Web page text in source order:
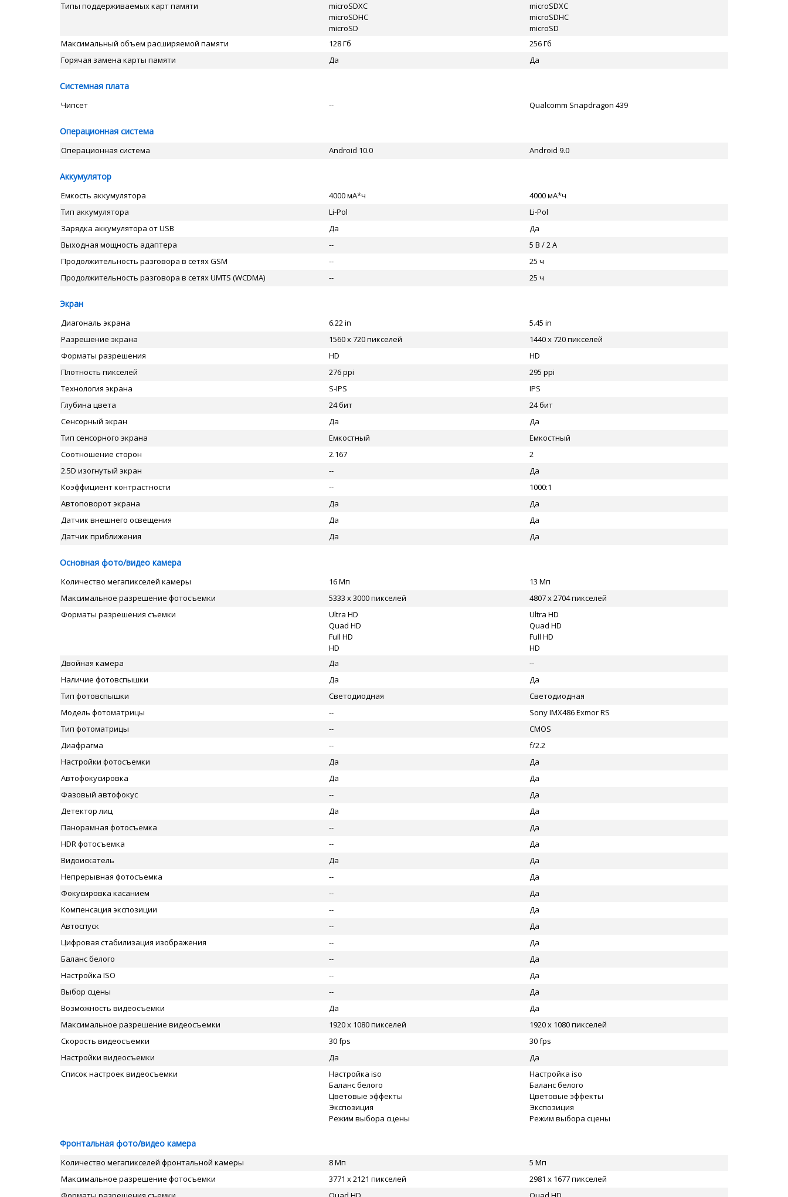
Типы поддерживаемых карт памяти
microSDXC
microSDHC
microSD
microSDXC
microSDHC
microSD
Максимальный объем расширяемой памяти
128 Гб
256 Гб
Горячая замена карты памяти
Да Да
Системная плата
Чипсет -- Qualcomm Snapdragon 439
Операционная система
Операционная система Android 10.0 Android 9.0
Аккумулятор
Емкость аккумулятора 4000 мА*ч
4000 мА*ч
Тип аккумулятора
Li-Pol
Li-Pol
Зарядка аккумулятора от USB
Да
Да
Выходная мощность адаптера
--
5 В / 2 А
Продолжительность разговора в сетях GSM
--
25 ч
Продолжительность разговора в сетях UMTS (WCDMA)
-- 25 ч
Экран
Диагональ экрана 6.22 in
5.45 in
Разрешение экрана
1560 x 720 пикселей
1440 x 720 пикселей
Форматы разрешения
HD
HD
Плотность пикселей
276 ppi
295 ppi
Технология экрана
S-IPS
IPS
Глубина цвета
24 бит
24 бит
Сенсорный экран
Да
Да
Тип сенсорного экрана
Емкостный
Емкостный
Соотношение сторон
2.167
2
2.5D изогнутый экран
--
Да
Коэффициент контрастности
--
1000:1
Автоповорот экрана
Да
Да
Датчик внешнего освещения
Да
Да
Датчик приближения
Да Да
Основная фото/видео камера
Количество мегапикселей камеры 16 Мп
13 Мп
Максимальное разрешение фотосъемки
5333 x 3000 пикселей
4807 x 2704 пикселей
Форматы разрешения съемки
Ultra HD
Quad HD
Full HD
HD
Ultra HD
Quad HD
Full HD
HD
Двойная камера
Да
--
Наличие фотовспышки
Да
Да
Тип фотовспышки
Светодиодная
Светодиодная
Модель фотоматрицы
--
Sony IMX486 Exmor RS
Тип фотоматрицы
--
CMOS
Диафрагма
--
f/2.2
Настройки фотосъемки
Да
Да
Автофокусировка
Да
Да
Фазовый автофокус
--
Да
Детектор лиц
Да
Да
Панорамная фотосъемка
--
Да
HDR фотосъемка
--
Да
Видоискатель
Да
Да
Непрерывная фотосъемка
--
Да
Фокусировка касанием
--
Да
Компенсация экспозиции
--
Да
Автоспуск
--
Да
Цифровая стабилизация изображения
--
Да
Баланс белого
--
Да
Настройка ISO
--
Да
Выбор сцены
--
Да
Возможность видеосъемки
Да
Да
Максимальное разрешение видеосъемки
1920 x 1080 пикселей
1920 x 1080 пикселей
Скорость видеосъемки
30 fps
30 fps
Настройки видеосъемки
Да
Да
Список настроек видеосъемки
Настройка iso
Баланс белого
Цветовые эффекты
Экспозиция
Режим выбора сцены
Настройка iso
Баланс белого
Цветовые эффекты
Экспозиция
Режим выбора сцены
Фронтальная фото/видео камера
Количество мегапикселей фронтальной камеры 8 Мп
5 Мп
Максимальное разрешение фотосъемки
3771 x 2121 пикселей
2981 x 1677 пикселей